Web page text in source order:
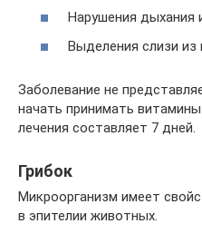
Нарушения дыхания
Выделения слизи из
Заболевание не
начать принимать
лечения составляет 7 дней.
Грибок
Микроорганизм имеет
в эпителии животных.